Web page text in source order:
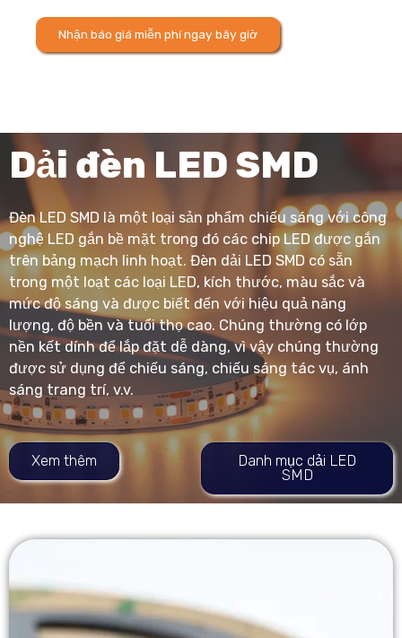
Nhận báo giá miễn phí ngay bây giờ
Dải đèn LED SMD
Đèn LED SMD là một loại sản phẩm chiếu sáng với công
nghệ LED gắn bề mặt trong đó các chip LED được gắn
trên bảng mạch linh hoạt. Đèn dải LED SMD có sẵn
trong một loạt các loại LED, kích thước, màu sắc và
mức độ sáng và được biết đến với hiệu quả năng
lượng, độ bền và tuổi thọ cao. Chúng thường có lớp
nền kết dính để lắp đặt dễ dàng, vì vậy chúng thường
được sử dụng để chiếu sáng, chiếu sáng tác vụ, ánh
sáng trang trí, v.v.
Xem thêm
Danh mục dải LED
SMD